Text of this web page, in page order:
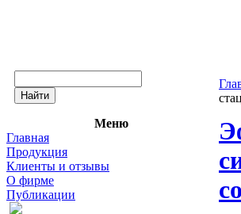
Меню
Главная
Продукция
Клиенты и отзывы
О фирме
Публикации